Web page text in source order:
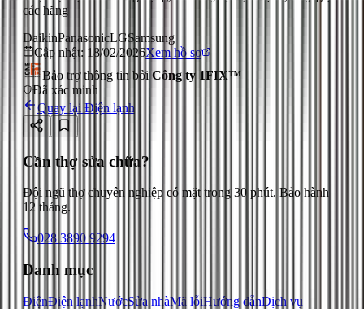
các hãng
DaikinPanasonicLGSamsung
Cập nhật: 18/02/2026Xem hồ sơ
Bảo trợ thông tin bởi Công ty 1FIX™
Đã xác minh
Quay lại Điện lạnh
Cần thợ sửa chữa?
Đội ngũ thợ chuyên nghiệp có mặt trong 30 phút. Bảo hành
12 tháng.
028 3890 9294
Danh mục
ĐiệnĐiện lạnhNướcSửa nhàMã lỗiHướng dẫnDịch vụ